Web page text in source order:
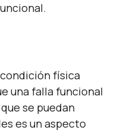
física
una falla funcional
se puedan
es un aspecto